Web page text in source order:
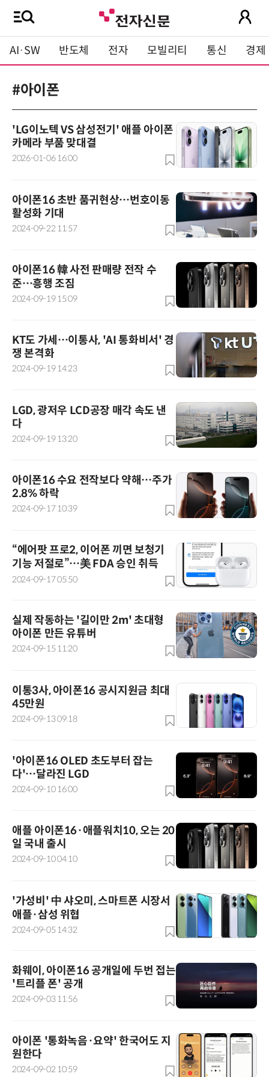
AI·SW 반도체 전자 모빌리티 통신 경제
#아이폰
'LG이노텍 VS 삼성전기' 애플 아이폰
카메라 부품 맞대결
2026-01-06 16:00
아이폰16 초반 품귀현상…번호이동
활성화 기대
2024-09-22 11:57
아이폰16 韓 사전 판매량 전작 수
준…흥행 조짐
2024-09-19 15:09
KT도 가세…이통사, 'AI 통화비서' 경
쟁 본격화
2024-09-19 14:23
LGD, 광저우 LCD공장 매각 속도 낸
다
2024-09-19 13:20
아이폰16 수요 전작보다 약해…주가
2.8% 하락
2024-09-17 10:39
“에어팟 프로2, 이어폰 끼면 보청기
기능 저절로”…美 FDA 승인 취득
2024-09-17 05:50
실제 작동하는 '길이만 2m' 초대형
아이폰 만든 유튜버
2024-09-15 11:20
이통3사, 아이폰16 공시지원금 최대
45만원
2024-09-13 09:18
'아이폰16 OLED 초도부터 잡는
다'…달라진 LGD
2024-09-10 16:00
애플 아이폰16·애플워치10, 오는 20
일 국내 출시
2024-09-10 04:10
'가성비' 中 샤오미, 스마트폰 시장서
애플·삼성 위협
2024-09-05 14:32
화웨이, 아이폰16 공개일에 두번 접는
'트리플 폰' 공개
2024-09-03 11:56
아이폰 '통화녹음·요약' 한국어도 지
원한다
2024-09-02 10:59